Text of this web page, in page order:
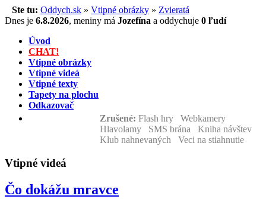
Ste tu: Oddych.sk » Vtipné obrázky » Zvieratá
Dnes je 6.8.2026, meniny má Jozefína a oddychuje 0 ľudí
Úvod
CHAT!
Vtipné obrázky
Vtipné videá
Vtipné texty
Tapety na plochu
Odkazovač
Zrušené: Flash hry Webkamery
Hlavolamy SMS brána Kniha návštev
Klub nahnevaných Veci na stiahnutie
Vtipné videá
Čo dokážu mravce